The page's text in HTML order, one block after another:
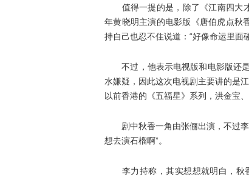
值得一提的是，除了《江南四大才
年黄晓明主演的电影版《唐伯虎点秋
持自己也忍不住说道：“好像命运里面
不过，他表示电视版和电影版还是
水嫌疑，因此这次电视剧主要讲的是
以前香港的《五福星》系列，洪金宝
剧中秋香一角由张俪出演，不过李
想去演石榴啊”。
李力持称，其实想想就明白，秋